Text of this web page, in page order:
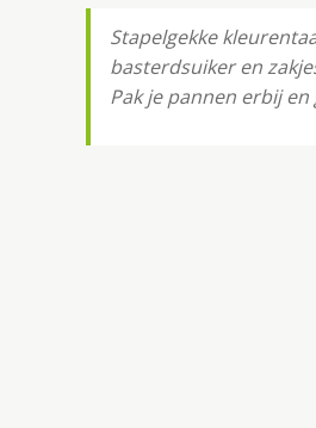
Stapelgekke
basterdsuiker en
Pak je pannen erbij en